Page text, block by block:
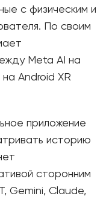
с физическим и
По своим
Meta AI на
Android XR
приложение
историю
сторонним
Gemini, Claude,